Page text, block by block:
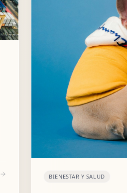
BIENESTAR Y SALUD